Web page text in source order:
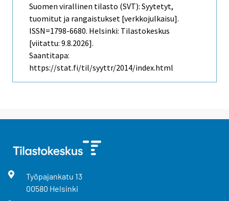
Suomen virallinen tilasto (SVT): Syytetyt,
tuomitut ja rangaistukset [verkkojulkaisu].
ISSN=1798-6680. Helsinki: Tilastokeskus
[viitattu: 9.8.2026].
Saantitapa:
https://stat.fi/til/syyttr/2014/index.html
Työpajankatu 13
00580 Helsinki